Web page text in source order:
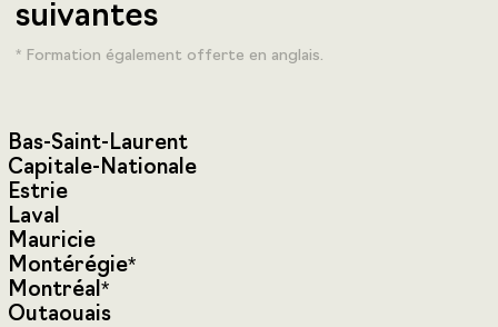
suivantes
* Formation également offerte en anglais.
Bas-Saint-Laurent
Capitale-Nationale
Estrie
Laval
Mauricie
Montérégie*
Montréal*
Outaouais